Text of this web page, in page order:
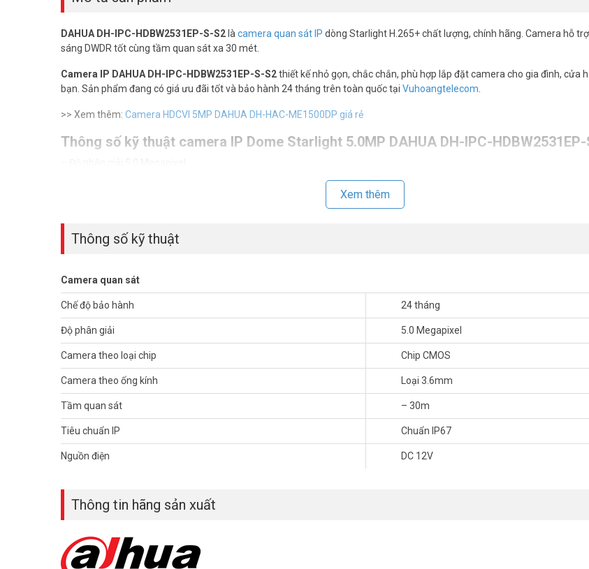
DAHUA DH-IPC-HDBW2531EP-S-S2là camera quan sát IP dòng Starlight H.265+ chất lượng, chính hãng. Camera hỗ
sáng DWDR tốt cùng tầm quan sát xa 30 mét.
Camera IP DAHUA DH-IPC-HDBW2531EP-S-S2thiết kế nhỏ gọn, chắc chắn, phù hợp lắp đặt camera cho gia đình, cửa
bạn. Sản phẩm đang có giá ưu đãi tốt và bảo hành 24 tháng trên toàn quốc tại Vuhoangtelecom
>> Xem thêm: Camera HDCVI 5MP DAHUA DH-HAC-ME1500DP giá rẻ
Thông số kỹ thuật camera IP Dome Starlight 5.0MP DAHUA DH-IPC-
– Chuẩn nén H265+.
– Hỗ trợ chức năng phát hiện thông minh: Hàng rào ảo, Xâm nhập, Phát hiện điện áp.
– Chế độ ngày đêm (ICR), Chống ngược sáng DWDR, tự động cân bằng trắng (AWB), tự động bù sáng (AGC), chống ngược
– Tầm xa hồng ngoại 30m với công nghệ hồng ngoại thông minh.
– Hỗ trợ khe cắm thẻ nhớ 256GB.
– Hỗ trợ tên miền DSSDDNS, P2P.
Camera Dahua
– Chuẩn tương thích Onvif 2.4.
– Chuẩn chống nước IP67.
– Điện áp DC12V hoặc PoE (802.3af), công suất <6.1W.
– Nhiệt độ hoạt động : -40° C ~ +60° C.
– Chất liệu kim loại.
– Xuất xứ: Trung Quốc.
– Bảo hành: 24 tháng.
>> Xem thêm:
thêm hình ảnh tại
Xem thêm
Thông số kỹ thuật
Camera quan sát
Chế độ bảo hành 24 tháng
Độ phân giải 5.0 Megapixel
Camera theo loại chip Chip CMOS
Camera theo ống kính Loại 3.6mm
Tầm quan sát – 30m
Tiêu chuẩn IP Chuẩn IP67
Nguồn điện DC 12V
Thông tin hãng sản xuất